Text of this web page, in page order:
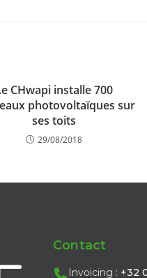
CHwapi installe 700
photovoltaïques sur
ses toits
29/08/2018
Contact
Invoicing : +32